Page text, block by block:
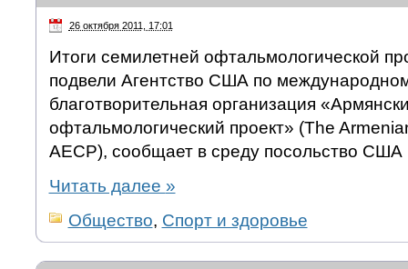
26 октября 2011, 17:01
Итоги семилетней офтальмологической
подвели Агентство США по
благотворительная организация
офтальмологический проект» (The
AECP), сообщает в среду посольство
Читать далее »
Общество, Спорт и здоровье